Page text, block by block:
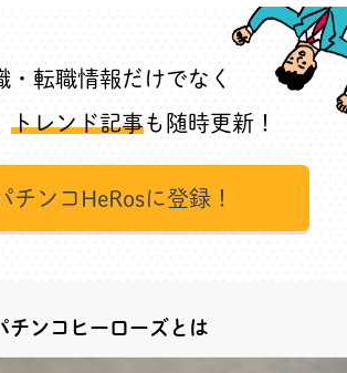
・転職情報だけでなく
トレンド記事も随時更新！
チンコHeRosに登録！
チンコヒーローズとは